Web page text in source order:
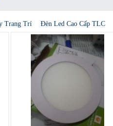
Trang Trí Đèn Led Cao Cấp TLC